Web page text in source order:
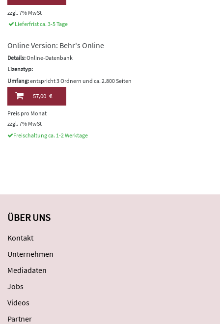
zzgl. 7% MwSt
Lieferfrist ca. 3-5 Tage
Online Version: Behr's Online
Details:Online-Datenbank
Lizenztyp:
Umfang:entspricht 3 Ordnern und ca. 2.800 Seiten
57,00 €
Preis pro Monat
zzgl. 7% MwSt
Freischaltung ca. 1-2 Werktage
ÜBER UNS
Kontakt
Unternehmen
Mediadaten
Jobs
Videos
Partner